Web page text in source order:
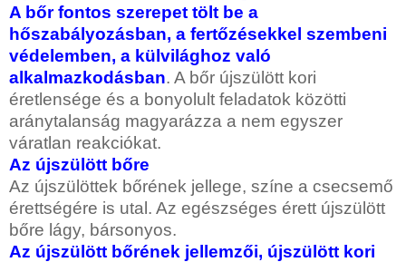
A bőr fontos szerepet tölt be a
hőszabályozásban, a fertőzésekkel szembeni
védelemben, a külvilághoz való
alkalmazkodásban. A bőr újszülött kori
éretlensége és a bonyolult feladatok közötti
aránytalanság magyarázza a nem egyszer
váratlan reakciókat.
Az újszülött bőre
Az újszülöttek bőrének jellege, színe a csecsemő
érettségére is utal. Az egészséges érett újszülött
bőre lágy, bársonyos.
Az újszülött bőrének jellemzői, újszülött kori